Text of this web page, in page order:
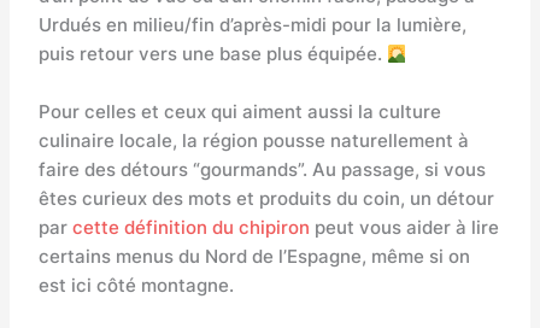
Urdués en milieu/fin d’après-midi pour la lumière,
puis retour vers une base plus équipée.
Pour celles et ceux qui aiment aussi la culture
culinaire locale, la région pousse naturellement à
faire des détours “gourmands”. Au passage, si vous
êtes curieux des mots et produits du coin, un détour
par cette définition du chipiron peut vous aider à lire
certains menus du Nord de l’Espagne, même si on
est ici côté montagne.